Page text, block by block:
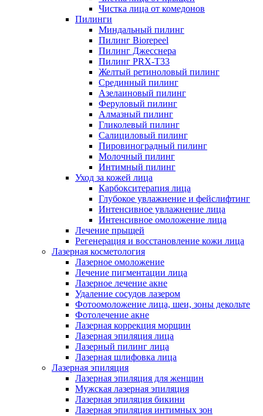
Чистка лица от комедонов
Пилинги
Миндальный пилинг
Пилинг Biorepeel
Пилинг Джесснера
Пилинг PRX-T33
Желтый ретиноловый пилинг
Срединный пилинг
Азелаиновый пилинг
Феруловый пилинг
Алмазный пилинг
Гликолевый пилинг
Салициловый пилинг
Пировиноградный пилинг
Молочный пилинг
Интимный пилинг
Уход за кожей лица
Карбокситерапия лица
Глубокое увлажнение и фейслифтинг
Интенсивное увлажнение лица
Интенсивное омоложение лица
Лечение прыщей
Регенерация и восстановление кожи лица
Лазерная косметология
Лазерное омоложение
Лечение пигментации лица
Лазерное лечение акне
Удаление сосудов лазером
Фотоомоложение лица, шеи, зоны декольте
Фотолечение акне
Лазерная коррекция морщин
Лазерная эпиляция лица
Лазерный пилинг лица
Лазерная шлифовка лица
Лазерная эпиляция
Лазерная эпиляция для женщин
Мужская лазерная эпиляция
Лазерная эпиляция бикини
Лазерная эпиляция интимных зон